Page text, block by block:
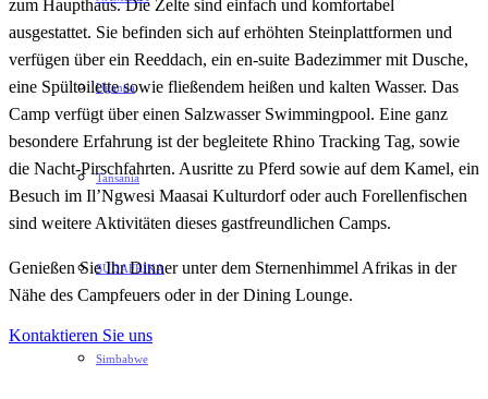
Uganda
Tansania
SÜDAFRIKA
Simbabwe
zum Haupthaus. Die Zelte sind einfach und komfortabel
ausgestattet. Sie befinden sich auf erhöhten Steinplattformen und
verfügen über ein Reeddach, ein en-suite Badezimmer mit Dusche,
eine Spültoilette sowie fließendem heißen und kalten Wasser. Das
Camp verfügt über einen Salzwasser Swimmingpool. Eine ganz
besondere Erfahrung ist der begleitete Rhino Tracking Tag, sowie
die Nacht-Pirschfahrten. Ausritte zu Pferd sowie auf dem Kamel, ein
Besuch im Il’Ngwesi Maasai Kulturdorf oder auch Forellenfischen
sind weitere Aktivitäten dieses gastfreundlichen Camps.
Genießen Sie Ihr Dinner unter dem Sternenhimmel Afrikas in der
Nähe des Campfeuers oder in der Dining Lounge.
Kontaktieren Sie uns